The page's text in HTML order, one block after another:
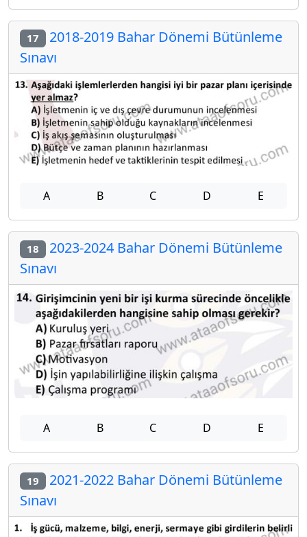
17 2018-2019 Bahar Dönemi Bütünleme
Sınavı
A B C D E
18 2023-2024 Bahar Dönemi Bütünleme
Sınavı
A B C D E
19 2021-2022 Bahar Dönemi Bütünleme
Sınavı